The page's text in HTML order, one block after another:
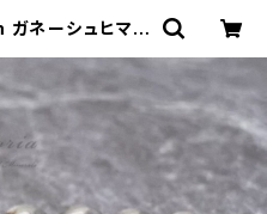
ガネーシュヒマー
ット【N12197】